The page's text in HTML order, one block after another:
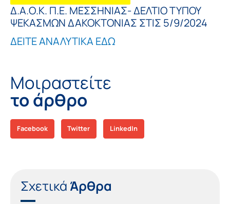
Δ.Α.Ο.Κ. Π.Ε. ΜΕΣΣΗΝΙΑΣ- ΔΕΛΤΙΟ ΤΥΠΟΥ
ΨΕΚΑΣΜΩΝ ΔΑΚΟΚΤΟΝΙΑΣ ΣΤΙΣ 5/9/2024
ΔΕΙΤΕ ΑΝΑΛΥΤΙΚΑ ΕΔΩ
Μοιραστείτε
το άρθρο
Facebook Twitter LinkedIn
Σχετικά Άρθρα